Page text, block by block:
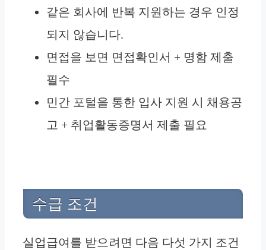
같은 회사에 반복 지원하는 경우 인정
되지 않습니다.
면접을 보면 면접확인서 + 명함 제출
필수
민간 포털을 통한 입사 지원 시 채용공
고 + 취업활동증명서 제출 필요
수급 조건
실업급여를 받으려면 다음 다섯 가지 조건